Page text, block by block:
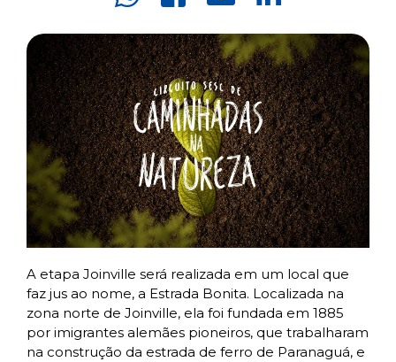
A etapa Joinville será realizada em um local que
faz jus ao nome, a Estrada Bonita. Localizada na
zona norte de Joinville, ela foi fundada em 1885
por imigrantes alemães pioneiros, que trabalharam
na construção da estrada de ferro de Paranaguá, e